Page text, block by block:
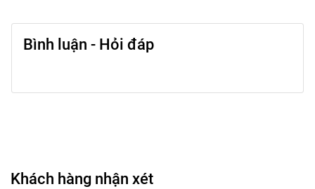
Bình luận - Hỏi đáp
Khách hàng nhận xét